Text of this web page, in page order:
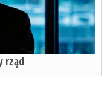
rząd